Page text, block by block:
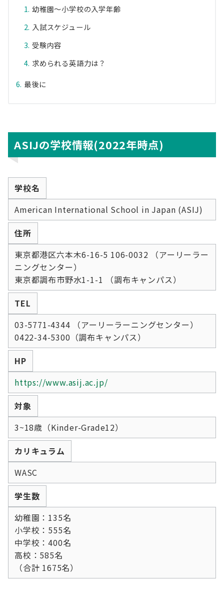
幼稚園～小学校の入学年齢
入試スケジュール
受験内容
求められる英語力は？
最後に
ASIJの学校情報(2022年時点)
学校名
American International School in Japan (ASIJ)
住所
東京都港区六本木6-16-5 106-0032 （アーリーラー
ニングセンター）
東京都調布市野水1-1-1 （調布キャンパス）
TEL
03-5771-4344 （アーリーラーニングセンター）
0422-34-5300（調布キャンパス）
HP
https://www.asij.ac.jp/
対象
3~18歳（Kinder-Grade12）
カリキュラム
WASC
学生数
幼稚園：135名
小学校：555名
中学校：400名
高校：585名
（合計 1675名）